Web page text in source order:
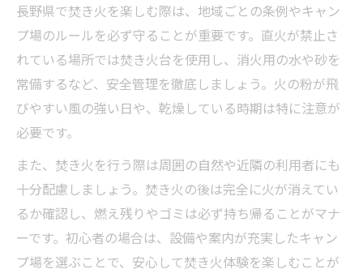
グランピングで満喫する長野県焚き火キャ
ンプ
コテージ利用で快適に楽しむ焚き火体験
長野県のグランピング施設で焚き火を安全
コテージキャンプで叶える焚き火と自然の
調和
焚き火が楽しめる長野県コテージの選び方
アウトドア派に伝えたい焚き火と長野キャンプ
の知識
長野県で焚き火を楽しむ際は、地域ごとの条例やキャン
プ場のルールを必ず守ることが重要です。直火が禁止さ
れている場所では焚き火台を使用し、消火用の水や砂を
常備するなど、安全管理を徹底しましょう。火の粉が飛
びやすい風の強い日や、乾燥している時期は特に注意が
必要です。
また、焚き火を行う際は周囲の自然や近隣の利用者にも
十分配慮しましょう。焚き火の後は完全に火が消えてい
るか確認し、燃え残りやゴミは必ず持ち帰ることがマナ
ーです。初心者の場合は、設備や案内が充実したキャン
プ場を選ぶことで、安心して焚き火体験を楽しむことが